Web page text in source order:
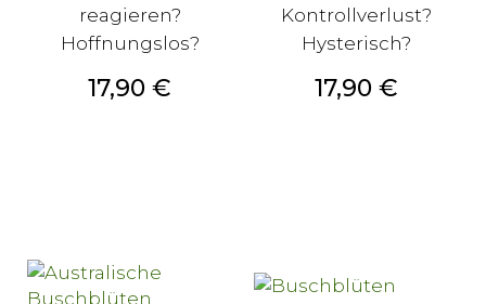
reagieren?
Hoffnungslos?
Preis
17,90 €
Kontrollverlust?
Hysterisch?
Preis
17,90 €